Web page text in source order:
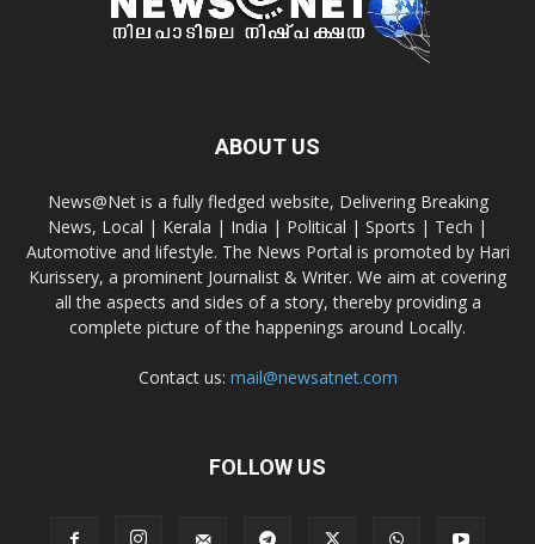
ABOUT US
News@Net is a fully fledged website, Delivering Breaking
News, Local | Kerala | India | Political | Sports | Tech |
Automotive and lifestyle. The News Portal is promoted by Hari
Kurissery, a prominent Journalist & Writer. We aim at covering
all the aspects and sides of a story, thereby providing a
complete picture of the happenings around Locally.
Contact us: mail@newsatnet.com
FOLLOW US